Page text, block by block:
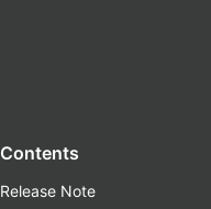
Contents
Release Note